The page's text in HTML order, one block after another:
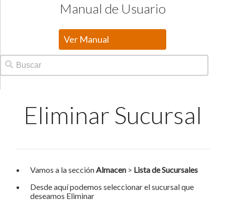
Manual de Usuario
Ver Manual
Eliminar Sucursal
Vamos a la secciónAlmacen > Lista de Sucursales
Desde aquí podemos seleccionar el sucursal que
deseamos Eliminar